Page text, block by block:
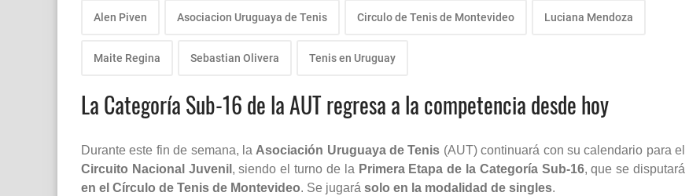
Alen Piven Asociacion Uruguaya de Tenis Circulo de Tenis de Montevideo Luciana Mendoza
Maite Regina Sebastian Olivera Tenis en Uruguay
La Categoría Sub-16 de la AUT regresa a la competencia desde hoy
Durante este fin de semana, la Asociación Uruguaya de Tenis (AUT) continuará con su calendario para el
Circuito Nacional Juvenil , siendo el turno de la Primera Etapa de la Categoría Sub-16, que se disputará
en el Círculo de Tenis de Montevideo. Se jugará solo en la modalidad de singles.